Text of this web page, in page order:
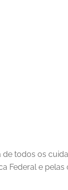
todos os
Federal e pelas